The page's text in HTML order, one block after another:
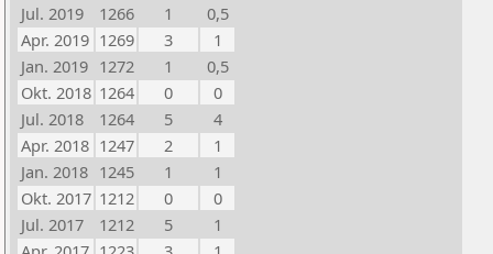
Jul. 2019
1266 1
0,5
Apr. 2019 1269 3
1
Jan. 2019 1272 1
0,5
Okt. 2018 1264 0
0
Jul. 2018
1264 5
4
Apr. 2018 1247 2
1
Jan. 2018 1245 1
1
Okt. 2017 1212 0
0
Jul. 2017
1212 5
1